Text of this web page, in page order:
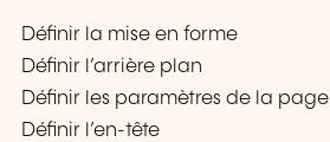
Définir la mise en forme
Définir l’arrière plan
Définir les paramètres de la page
Définir l’en-tête